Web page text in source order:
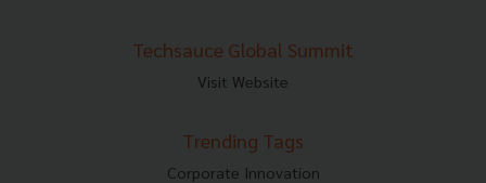
Techsauce Global Summit
Visit Website
Trending Tags
Corporate Innovation